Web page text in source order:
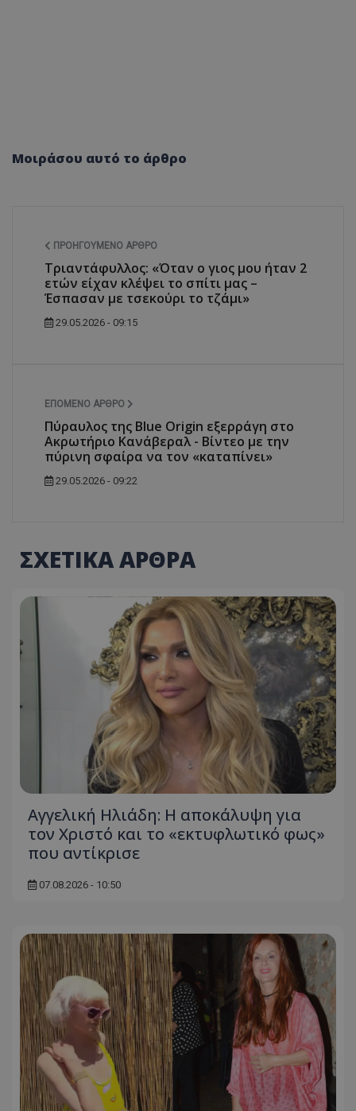
Μοιράσου αυτό το άρθρο
ΠΡΟΗΓΟΎΜΕΝΟ ΆΡΘΡΟ
Τριαντάφυλλος: «Όταν ο γιος μου ήταν 2
ετών είχαν κλέψει το σπίτι μας –
Έσπασαν με τσεκούρι το τζάμι»
29.05.2026 - 09:15
ΕΠΌΜΕΝΟ ΆΡΘΡΟ
Πύραυλος της Blue Origin εξερράγη στο
Ακρωτήριο Κανάβεραλ - Βίντεο με την
πύρινη σφαίρα να τον «καταπίνει»
29.05.2026 - 09:22
ΣΧΕΤΙΚΑ ΑΡΘΡΑ
Αγγελική Ηλιάδη: Η αποκάλυψη για
τον Χριστό και το «εκτυφλωτικό φως»
που αντίκρισε
07.08.2026 - 10:50